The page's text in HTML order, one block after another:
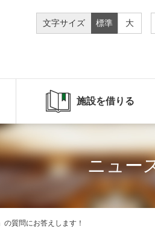
文字サイズ 標準 大
施設を借りる
ニュー
質問にお答えします！